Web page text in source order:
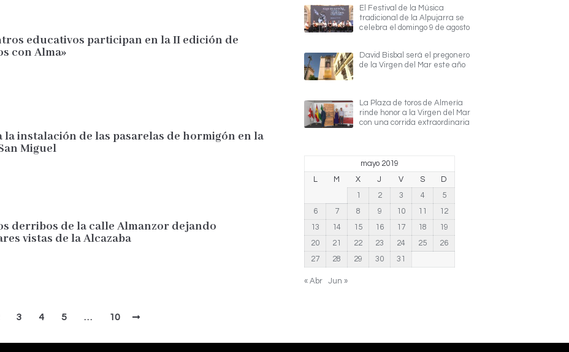
educativos participan en la II edición de
con Alma»
la instalación de las pasarelas de hormigón en la
Miguel
derribos de la calle Almanzor dejando
vistas de la Alcazaba
3 4 5 … 10
El Festival de la Música
tradicional de la Alpujarra se
celebra el domingo 9 de agosto
David Bisbal será el pregonero
de la Virgen del Mar este año
La Plaza de toros de Almería
rinde honor a la Virgen del Mar
con una corrida extraordinaria
mayo 2019
L
M X J V S
D
1
2 3 4
5
6
7 8 9 10 11
12
13
14 15 16 17 18
19
20
21 22 23 24 25
26
27
28 29 30 31
« Abr Jun »